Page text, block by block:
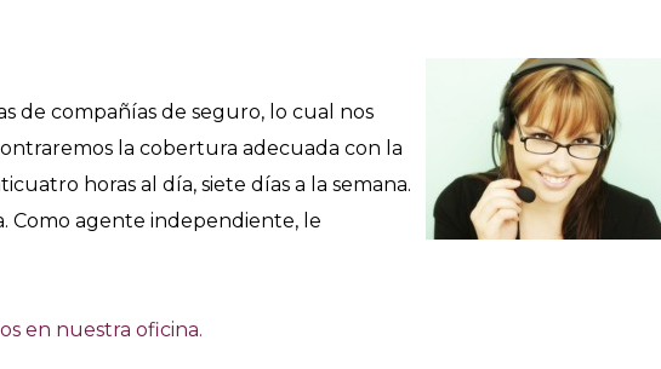
de compañías de seguro, lo cual nos
la cobertura adecuada con la
horas al día, siete días a la semana.
Como agente independiente, le
en nuestra oficina.